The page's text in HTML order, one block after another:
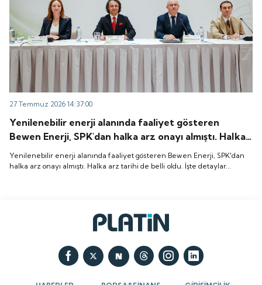
27 Temmuz 2026 14:37:00
Yenilenebilir enerji alanında faaliyet gösteren
Bewen Enerji, SPK'dan halka arz onayı almıştı. Halka
arz tarihi de belli oldu. İşte detaylar...
Yenilenebilir enerji alanında faaliyet gösteren Bewen Enerji, SPK'dan
halka arz onayı almıştı. Halka arz tarihi de belli oldu. İşte detaylar...